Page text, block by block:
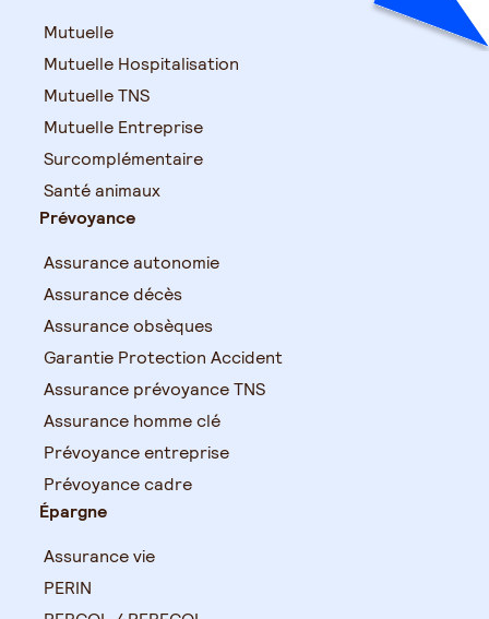
Mutuelle
Mutuelle Hospitalisation
Mutuelle TNS
Mutuelle Entreprise
Surcomplémentaire
Santé animaux
Prévoyance
Assurance autonomie
Assurance décès
Assurance obsèques
Garantie Protection Accident
Assurance prévoyance TNS
Assurance homme clé
Prévoyance entreprise
Prévoyance cadre
Épargne
Assurance vie
PERIN